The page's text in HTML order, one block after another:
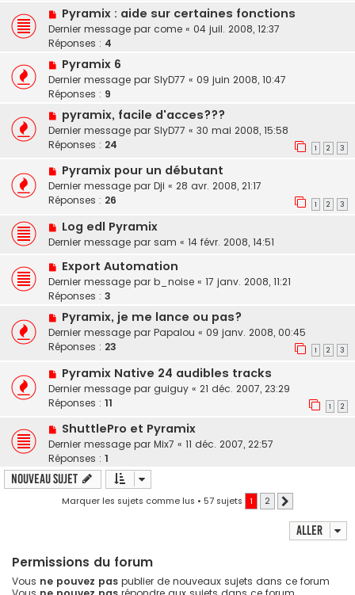
Pyramix : aide sur certaines fonctions
Dernier message par come « 04 juil. 2008, 12:37
Réponses : 4
Pyramix 6
Dernier message par SlyD77 « 09 juin 2008, 10:47
Réponses : 9
pyramix, facile d'acces???
Dernier message par SlyD77 « 30 mai 2008, 15:58
Réponses : 24 1 2 3
Pyramix pour un débutant
Dernier message par Dji « 28 avr. 2008, 21:17
Réponses : 26 1 2 3
Log edl Pyramix
Dernier message par sam « 14 févr. 2008, 14:51
Export Automation
Dernier message par b_noise « 17 janv. 2008, 11:21
Réponses : 3
Pyramix, je me lance ou pas?
Dernier message par Papalou « 09 janv. 2008, 00:45
Réponses : 23 1 2 3
Pyramix Native 24 audibles tracks
Dernier message par guiguy « 21 déc. 2007, 23:29
Réponses : 11 1 2
ShuttlePro et Pyramix
Dernier message par Mix7 « 11 déc. 2007, 22:57
Réponses : 1
Nouveau sujet
Marquer les sujets comme lus • 57 sujets 1 2
Aller
Permissions du forum
Vous ne pouvez pas publier de nouveaux sujets dans ce forum